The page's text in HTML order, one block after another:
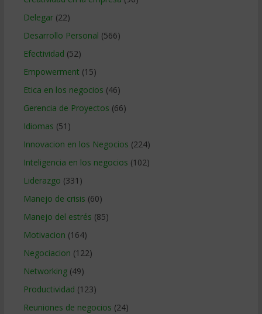
Delegar(22)
Desarrollo Personal (566)
Efectividad (52)
Empowerment (15)
Etica en los negocios (46)
Gerencia de Proyectos (66)
Idiomas (51)
Innovacion en los Negocios (224)
Inteligencia en los negocios (102)
Liderazgo (331)
Manejo de crisis (60)
Manejo del estrés (85)
Motivacion (164)
Negociacion (122)
Networking(49)
Productividad (123)
Reuniones de negocios (24)